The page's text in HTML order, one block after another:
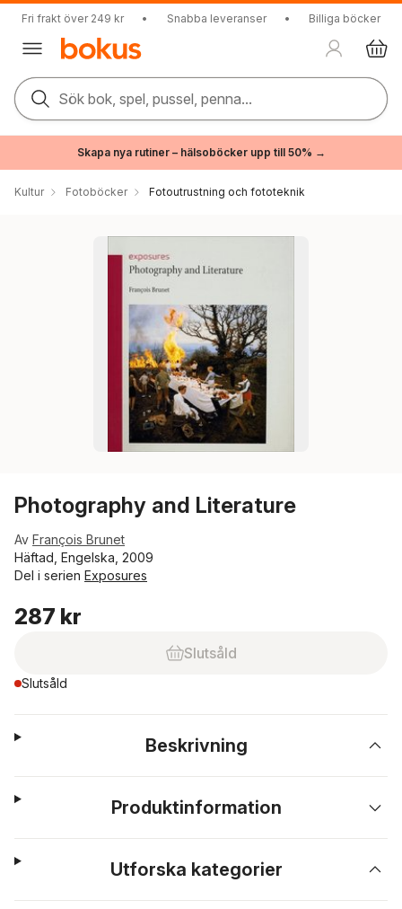
Fri frakt över 249 kr • Snabba leveranser • Billiga böcker
Sök bok, spel, pussel, penna...
Skapa nya rutiner – hälsoböcker upp till 50% →
Kultur Fotoböcker Fotoutrustning och fototeknik
Photography and Literature
Av François Brunet
Häftad, Engelska, 2009
Del i serien Exposures
287 kr
Slutsåld
Slutsåld
Beskrivning
Produktinformation
Utforska kategorier